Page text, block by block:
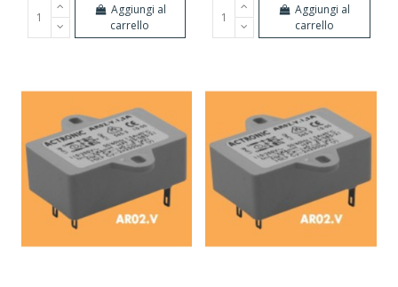
Aggiungi al
carrello
Aggiungi al
carrello